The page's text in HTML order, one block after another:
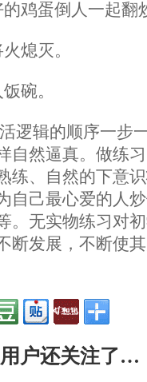
鸡蛋倒人一起翻
熄灭。
碗。
逻辑的顺序一步
自然逼真。做练
练、自然的下意
自己最心爱的人
。无实物练习对
断发展，不断使
户还关注了…